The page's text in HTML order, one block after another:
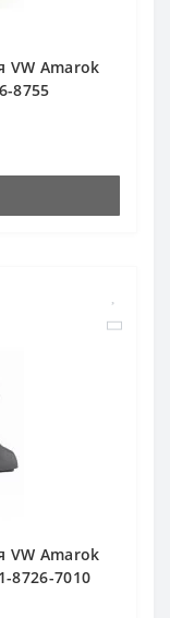
VW Amarok
8755
VW Amarok
8726-7010